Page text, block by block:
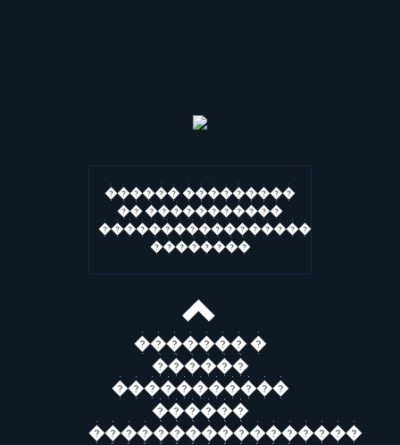
������ ���������
�� �����������
�����������������
��������
������� �
������
�����������
������
�����������������